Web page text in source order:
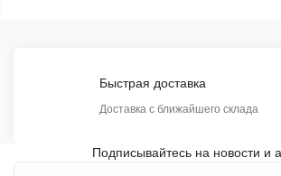
Быстрая доставка
Доставка с ближайшего склада
Подписывайтесь на новости и